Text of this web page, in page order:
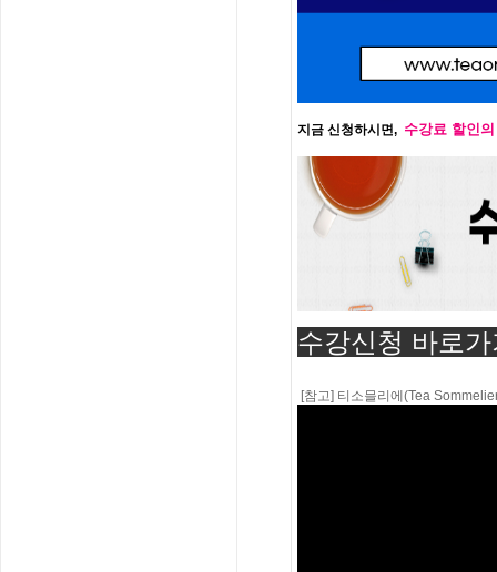
지금 신청하시면, 수강료 할인
수강신청 바로
[참고] 티소믈리에(Tea